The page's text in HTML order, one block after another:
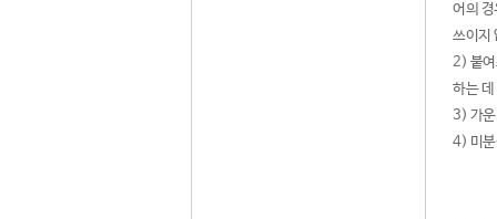
어의
쓰이지
2) 붙여
하는
3) 가운
4) 미분